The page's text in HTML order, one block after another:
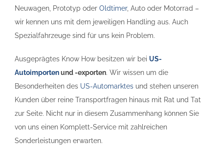
Neuwagen, Prototyp oder Oldtimer, Auto oder Motorrad –
wir kennen uns mit dem jeweiligen Handling aus. Auch
Spezialfahrzeuge sind für uns kein Problem.
Ausgeprägtes Know How besitzen wir bei US-
Autoimportenund -exporten. Wir wissen um die
Besonderheiten des US-Automarktes und stehen unseren
Kunden über reine Transportfragen hinaus mit Rat und Tat
zur Seite. Nicht nur in diesem Zusammenhang können Sie
von uns einen Komplett-Service mit zahlreichen
Sonderleistungen erwarten.